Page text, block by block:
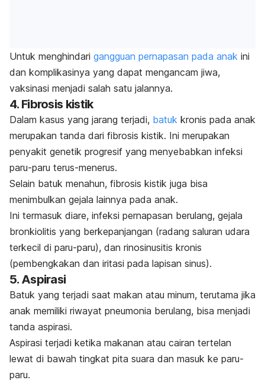
Untuk menghindari gangguan pernapasan pada anak ini
dan komplikasinya yang dapat mengancam jiwa,
vaksinasi menjadi salah satu jalannya.
4. Fibrosis kistik
Dalam kasus yang jarang terjadi, batuk kronis pada anak
merupakan tanda dari fibrosis kistik. Ini merupakan
penyakit genetik progresif yang menyebabkan infeksi
paru-paru terus-menerus.
Selain batuk menahun, fibrosis kistik juga bisa
menimbulkan gejala lainnya pada anak.
Ini termasuk diare, infeksi pernapasan berulang, gejala
bronkiolitis yang berkepanjangan (radang saluran udara
terkecil di paru-paru), dan rinosinusitis kronis
(pembengkakan dan iritasi pada lapisan sinus).
5. Aspirasi
Batuk yang terjadi saat makan atau minum, terutama jika
anak memiliki riwayat pneumonia berulang, bisa menjadi
tanda aspirasi.
Aspirasi terjadi ketika makanan atau cairan tertelan
lewat di bawah tingkat pita suara dan masuk ke paru-
paru.